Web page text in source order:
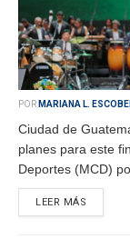
POR MARIANA L.
Ciudad de
planes para este
Deportes (MCD)
LEER MÁS